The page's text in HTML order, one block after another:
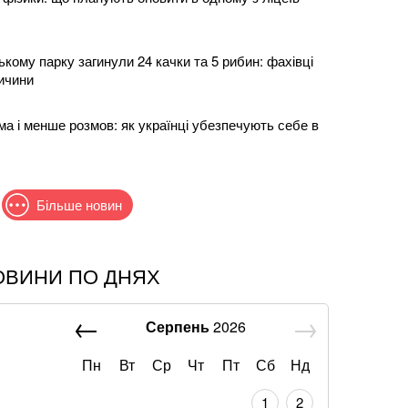
парку загинули 24 качки та 5 рибин: фахівці
і менше розмов: як українці убезпечують себе в
Більше новин
що відомо про нову гучну справу "ПриватБанку"
навіть не прийшов потиснути руку президенту
накриє Україну: Діденко назвала дату
ПО ДНЯХ
Серпень2026
Пн
Вт Ср Чт Пт Сб Нд
1
2